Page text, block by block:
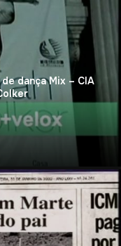
dança Mix – CIA